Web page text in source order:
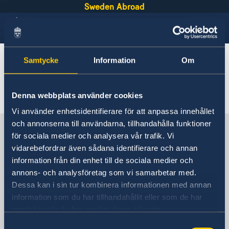
Samtycke Information Om
Denna webbplats använder cookies
Vi använder enhetsidentifierare för att anpassa innehållet
och annonserna till användarna, tillhandahålla funktioner
för sociala medier och analysera vår trafik. Vi
vidarebefordrar även sådana identifierare och annan
information från din enhet till de sociala medier och
annons- och analysföretag som vi samarbetar med.
Dessa kan i sin tur kombinera informationen med annan
information som du har tillhandahållit eller som de har
Sweden Abroad
Vietnam
Important information - Migration matters at the
Embassy
Bring a pet to Sweden
Business and trade with Sweden
Sweden-Vietnam Business Footprint 2025-2026
Promotion Calendar
Sweden in Vietnam
Sweden's embassy
Vietnam, Hanoi